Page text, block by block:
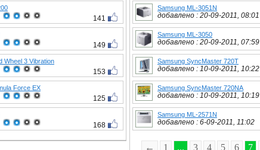
141
149
Wheel 3 Vibration
153
Force EX
125
168
Samsung ML-3051N
добавлено : 20-09-2011, 08:01
Samsung ML-3050
добавлено : 20-09-2011, 07:59
Samsung SyncMaster 720T
добавлено : 10-09-2011, 10:22
Samsung SyncMaster 720NA
добавлено : 10-09-2011, 10:19
Samsung ML-2571N
добавлено : 6-09-2011, 11:02
← 1 ... 3 4 5 6 7